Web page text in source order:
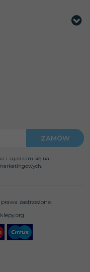
i zgadzam się na
zastrzeżone.